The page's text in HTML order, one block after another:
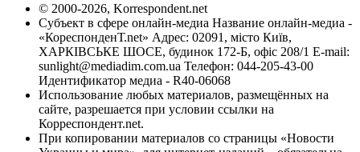
© 2000-2026, Korrespondent.net
Субъект в сфере онлайн-медиа Название онлайн-медиа -
«КореспонденТ.net» Адрес: 02091, місто Київ,
ХАРКІВСЬКЕ ШОСЕ, будинок 172-Б, офіс 208/1 E-mail:
sunlight@mediadim.com.ua Телефон: 044-205-43-00
Идентификатор медиа - R40-06068
Использование любых материалов, размещённых на
сайте, разрешается при условии ссылки на
Корреспондент.net.
При копировании материалов со страницы «Новости